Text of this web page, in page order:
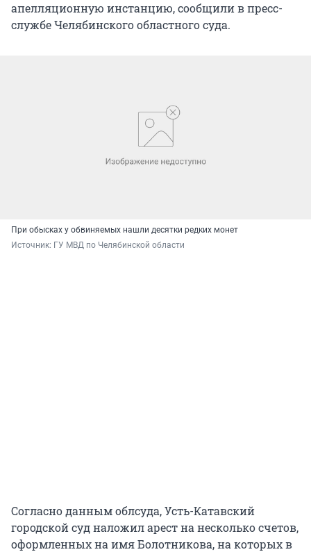
апелляционную инстанцию, сообщили в пресс-
службе Челябинского областного суда.
При обысках у обвиняемых нашли десятки редких монет
Источник: ГУ МВД по Челябинской области
Согласно данным облсуда, Усть-Катавский
городской суд наложил арест на несколько счетов,
оформленных на имя Болотникова, на которых в